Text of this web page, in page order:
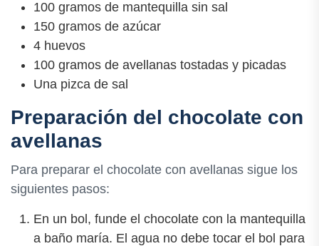
100 gramos de mantequilla sin sal
150 gramos de azúcar
4 huevos
100 gramos de avellanas tostadas y picadas
Una pizca de sal
Preparación del chocolate con
avellanas
Para preparar el chocolate con avellanas sigue los
siguientes pasos:
En un bol, funde el chocolate con la mantequilla
a baño maría. El agua no debe tocar el bol para